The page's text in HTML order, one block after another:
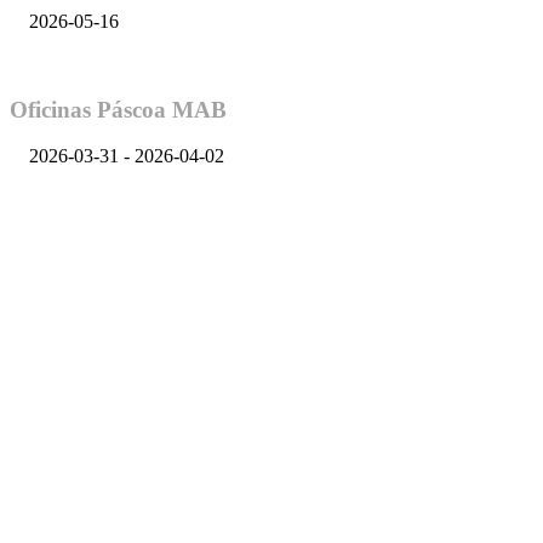
2026-05-16
Oficinas Páscoa MAB
2026-03-31 - 2026-04-02